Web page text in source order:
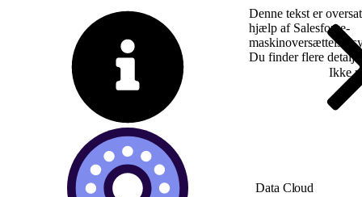
Denne tekst er
hjælp af Salesforce-
Du finder flere
Ikke
Data Cloud